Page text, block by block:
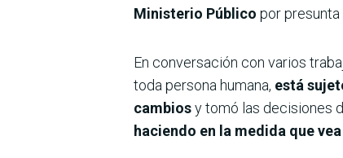
Ministerio Público por presunta
En conversación con varios
toda persona humana, está
cambiosy tomó las decisiones
haciendo en la medida que